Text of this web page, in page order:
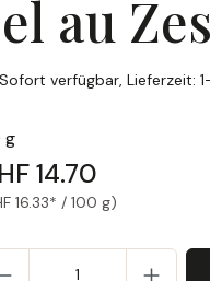
au
Exotique, Fleur de sel
Sofort verfügbar, Lieferzeit:
g
14.70
16.33* / 100 g)